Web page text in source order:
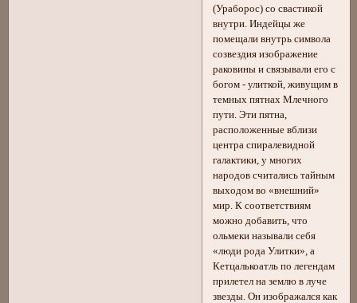
(Ураборос) со свастикой
внутри. Индейцы же
помещали внутрь символа
созвездия изображение
раковины и связывали его с
богом - улиткой, живущим в
темных пятнах Млечного
пути. Эти пятна,
расположенные вблизи
центра спиралевидной
галактики, у многих
народов считались тайным
выходом во «внешний»
мир. К соответствиям
можно добавить, что
ольмеки называли себя
«люди рода Улитки», а
Кетцалькоатль по легендам
прилетел на землю в луче
звезды. Он изображался как